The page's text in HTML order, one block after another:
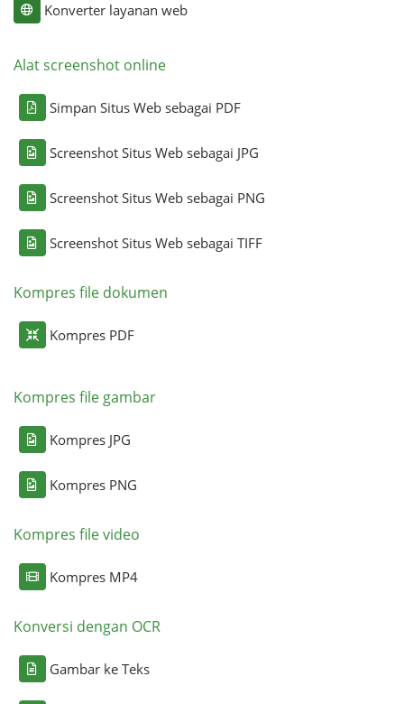
Konverter layanan web
Alat screenshot online
Simpan Situs Web sebagai PDF
Screenshot Situs Web sebagai JPG
Screenshot Situs Web sebagai PNG
Screenshot Situs Web sebagai TIFF
Kompres file dokumen
Kompres PDF
Kompres file gambar
Kompres JPG
Kompres PNG
Kompres file video
Kompres MP4
Konversi dengan OCR
Gambar ke Teks